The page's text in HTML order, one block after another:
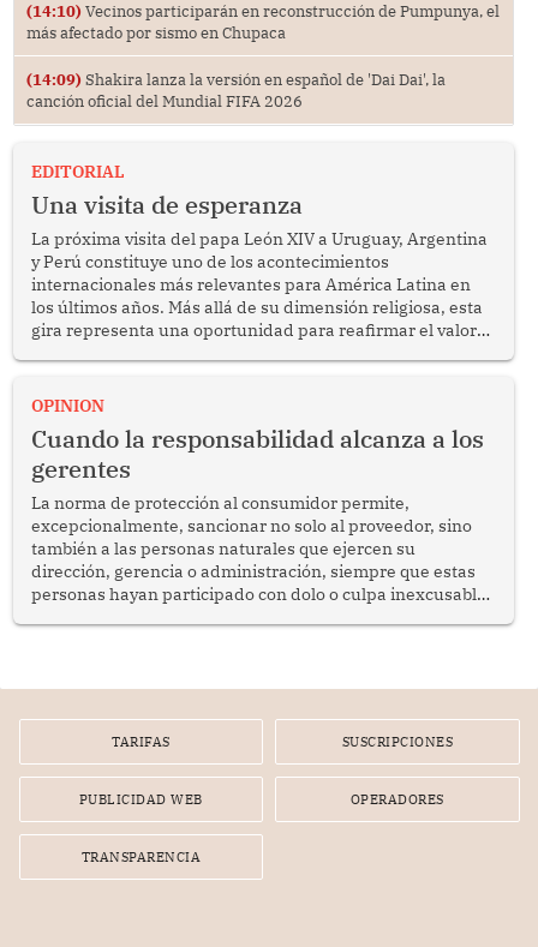
(14:10) Vecinos participarán en reconstrucción de Pumpunya, el
más afectado por sismo en Chupaca
(14:09) Shakira lanza la versión en español de 'Dai Dai', la
canción oficial del Mundial FIFA 2026
EDITORIAL
Una visita de esperanza
La próxima visita del papa León XIV a Uruguay, Argentina
y Perú constituye uno de los acontecimientos
internacionales más relevantes para América Latina en
los últimos años. Más allá de su dimensión religiosa, esta
gira representa una oportunidad para reafirmar el valor
enfrenta desafíos en materia de desarrollo, cohesión
OPINION
Cuando la responsabilidad alcanza a los
gerentes
La norma de protección al consumidor permite,
excepcionalmente, sancionar no solo al proveedor, sino
también a las personas naturales que ejercen su
dirección, gerencia o administración, siempre que estas
personas hayan participado con dolo o culpa inexcusable
por la frustrada realización de un meet and greet con
TARIFAS SUSCRIPCIONES
PUBLICIDAD WEB OPERADORES
TRANSPARENCIA